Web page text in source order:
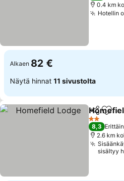
0.4 km
Hotellin
Alkaen 82 €
Näytä hinnat 11 sivustolta
Jaa
2
8,3
2.6 km
sisältyy